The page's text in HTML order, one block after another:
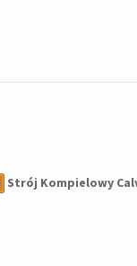
Strój Kompielowy